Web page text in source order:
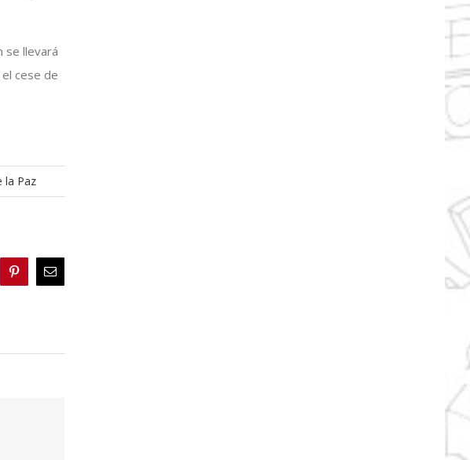
se llevará
cese de
la Paz
PinterestCorreo
electrónico